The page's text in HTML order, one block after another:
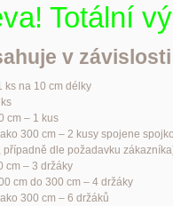
Totální
v
ks na 10 cm délky
cm – 1 kus
ako 300 cm – 2 kusy spojene
případně dle požadavku zákazníka
cm – 3 držáky
cm do 300 cm – 4 držáky
ako 300 cm – 6 držáků